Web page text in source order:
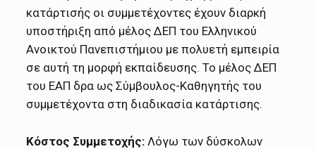
κατάρτισής οι συμμετέχοντες έχουν διαρκή
υποστήριξη από μέλος ΔΕΠ του Ελληνικού
Ανοικτού Πανεπιστήμιου με πολυετή εμπειρία
σε αυτή τη μορφή εκπαίδευσης. Το μέλος ΔΕΠ
του ΕΑΠ δρα ως Σύμβουλος-Καθηγητής του
συμμετέχοντα στη διαδικασία κατάρτισης.
Κόστος Συμμετοχής: Λόγω των δύσκολων